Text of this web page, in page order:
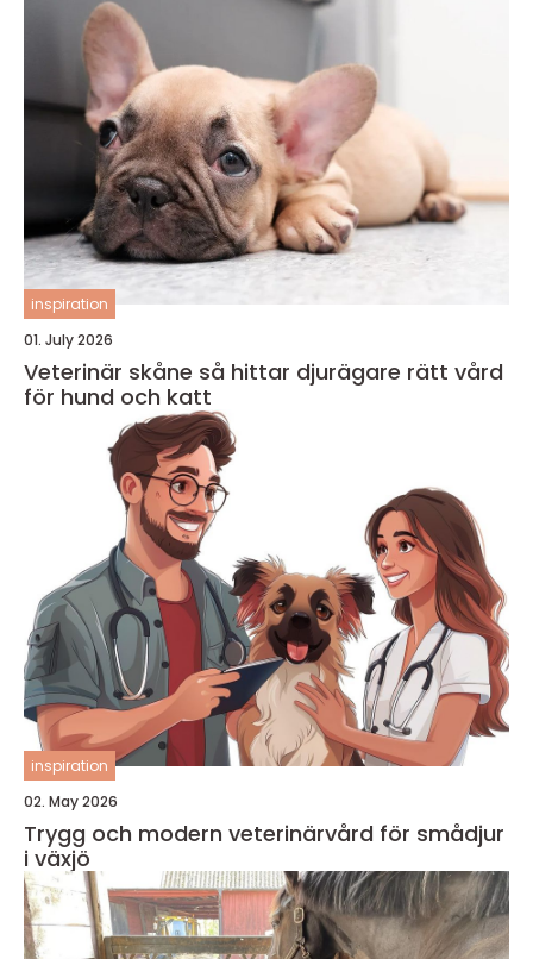
inspiration
01. July 2026
Veterinär skåne så hittar djurägare rätt vård
för hund och katt
inspiration
02. May 2026
Trygg och modern veterinärvård för smådjur
i växjö